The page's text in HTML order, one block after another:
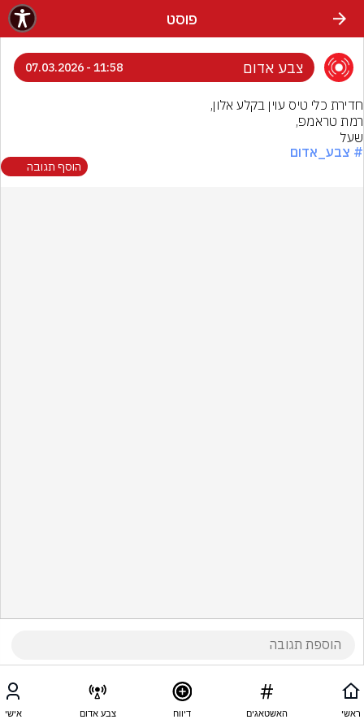
פוסט
צבע אדום 11:58 - 07.03.2026
שעל
# צבע_אדום
הוסף תגובה
ראשי האשטאגים דיווח צבע אדום אישי